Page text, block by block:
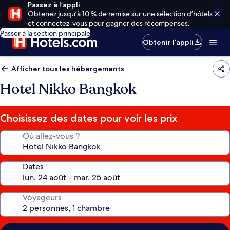
Passez à l’appli
Obtenez jusqu’à 10 % de remise sur une sélection d’hôtels
et connectez-vous pour gagner des récompenses.
Passer à la section principale
Obtenir l’appli
Afficher tous les hébergements
Hotel Nikko Bangkok
Choisissez des dates pour voir les prix
Où allez-vous ?
Dates
Voyageurs